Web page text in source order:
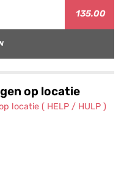
135.00
op locatie